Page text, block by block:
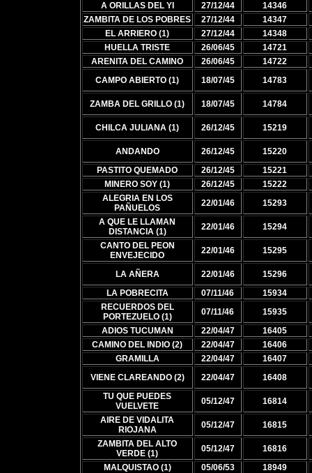
A ORILLAS DEL YI
27/12/44
14346
ZAMBITA DE LOS POBRES
27/12/44
14347
EL ARRIERO (1)
27/12/44
14348
HUELLA TRISTE
26/06/45
14721
ARENITA DEL CAMINO
26/06/45
14722
CAMPO ABIERTO (1)
18/07/45 14783
ZAMBA DEL GRILLO (1) 18/07/45 14784
CHILCA JULIANA (1) 26/12/45 15219
ANDANDO 26/12/45
15220
PASTITO QUEMADO
26/12/45
15221
MINERO SOY (1)
26/12/45
15222
ALEGRIA EN LOS
PAÑUELOS
22/01/46
15293
A QUE LE LLAMAN
DISTANCIA (1)
22/01/46
15294
CANTO DEL PEON
ENVEJECIDO
22/01/46 15295
LA AÑERA 22/01/46
15296
LA POBRECITA
07/11/46
15934
RECUERDOS DEL
PORTEZUELO (1)
07/11/46
15935
ADIOS TUCUMAN
22/04/47
16405
CAMINO DEL INDIO (2)
22/04/47
16406
GRAMILLA
22/04/47
16407
VIENE CLAREANDO (2)
22/04/47
16408
TU QUE PUEDES
VUELVETE
05/12/47
16814
AIRE DE VIDALITA
RIOJANA
05/12/47
16815
ZAMBITA DEL ALTO
VERDE (1)
05/12/47
16816
MALQUISTAO (1)
05/06/53
18949